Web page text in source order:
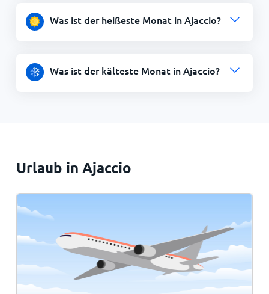
Was ist der heißeste Monat in Ajaccio?
Was ist der kälteste Monat in Ajaccio?
Urlaub in Ajaccio